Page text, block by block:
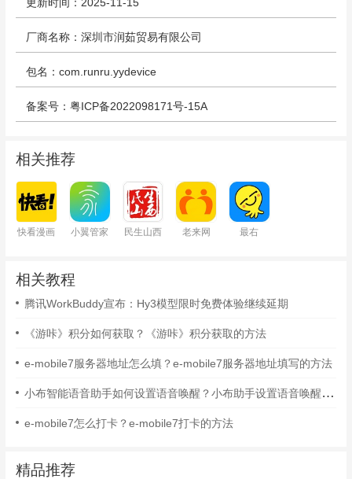
更新时间：2025-11-15
厂商名称：深圳市润茹贸易有限公司
包名：com.runru.yydevice
备案号：粤ICP备2022098171号-15A
相关推荐
快看漫画 小翼管家 民生山西 老来网 最右
相关教程
腾讯WorkBuddy宣布：Hy3模型限时免费体验继续延期
《游咔》积分如何获取？《游咔》积分获取的方法
e-mobile7服务器地址怎么填？e-mobile7服务器地址填写的方法
小布智能语音助手如何设置语音唤醒？小布助手设置语音唤醒的方法
e-mobile7怎么打卡？e-mobile7打卡的方法
精品推荐